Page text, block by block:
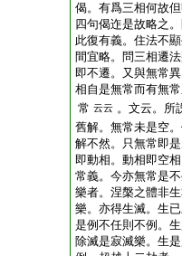
偈。有爲三相何故
四句偈迮是故略之
此復有義。住法不
間宜略。問三相遷
即不遷。又與無常
相自是無常而有無
常 云云 。文云。所
舊解。無常未是空
解不然。只無常即
即動相。動相即空
常義。今亦無常是
樂者。涅槃之體非
樂。亦得生滅。生
是例不任則不例。
除滅是寂滅樂。生